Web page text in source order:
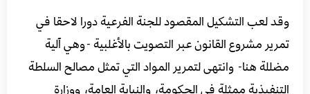
وقد لعب التشكيل المقصود للجنة الفرعية دورا لاحقا في
تمرير مشروع القانون عبر التصويت بالأغلبية -وهي آلية
مضللة هنا- وانتهى لتمرير المواد التي تمثل مصالح السلطة
التنفيذية ممثلة في الحكومة، والنيابة العامة، ووزارة